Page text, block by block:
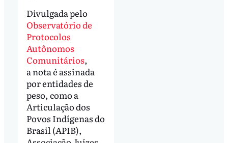
Divulgada pelo
Observatório de
Protocolos
Autônomos
Comunitários,
a nota é assinada
por entidades de
peso, como a
Articulação dos
Povos Indígenas do
Brasil (APIB),